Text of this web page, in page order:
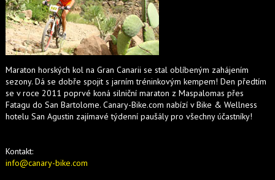
Maraton horských kol na Gran Canarii se stal oblíbeným zahájením
sezony. Dá se dobře spojit s jarním tréninkovým kempem! Den předtím
se v roce 2011 poprvé koná silniční maraton z Maspalomas přes
Fatagu do San Bartolome. Canary-Bike.com nabízí v Bike & Wellness
hotelu San Agustin zajímavé týdenní paušály pro všechny účastníky!
Kontakt:
info@canary-bike.com